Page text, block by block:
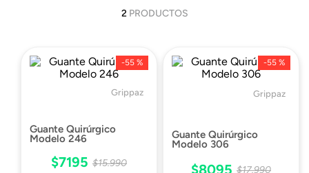
2 PRODUCTOS
-55 %
Grippaz
Guante Quirúrgico
Modelo 246
$7195 $15.990
-55 %
Grippaz
Guante Quirúrgico
Modelo 306
$8095 $17.990